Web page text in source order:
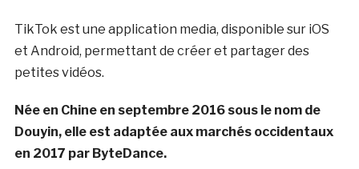
TikTok est une application media, disponible sur iOS
et Android, permettant de créer et partager des
petites vidéos.
Née en Chine en septembre 2016 sous le nom de
Douyin, elle est adaptée aux marchés occidentaux
en 2017 par ByteDance.